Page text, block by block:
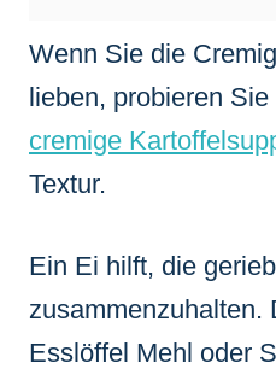
Wenn Sie die
lieben, probieren
cremige
Textur.
Ein Ei hilft, die
zusammenzuhalten.
Esslöffel Mehl oder